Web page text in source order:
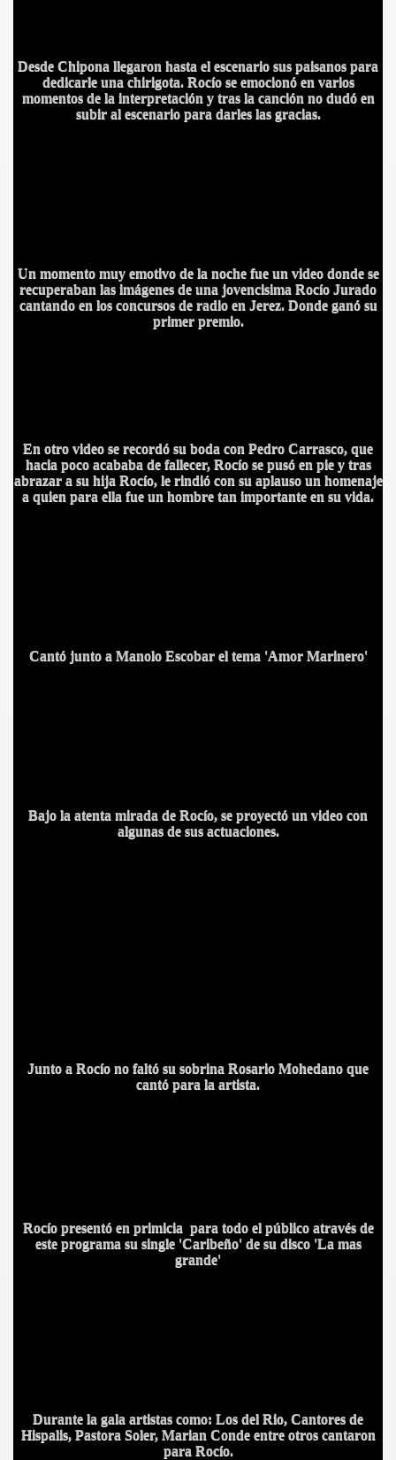
Desde Chipona llegaron hasta el escenario sus paisanos para
dedicarle una chirigota. Rocío se emocionó en varios
momentos de la interpretación y tras la canción no dudó en
subir al escenario para darles las gracias.
Un momento muy emotivo de la noche fue un video donde se
recuperaban las imágenes de una jovencisima Rocío Jurado
cantando en los concursos de radio en Jerez. Donde ganó su
primer premio.
En otro video se recordó su boda con Pedro Carrasco, que
hacia poco acababa de fallecer, Rocío se pusó en pie y tras
abrazar a su hija Rocío, le rindió con su aplauso un homenaje
a quien para ella fue un hombre tan importante en su vida.
Cantó junto a Manolo Escobar el tema 'Amor Marinero'
Bajo la atenta mirada de Rocío, se proyectó un video con
algunas de sus actuaciones.
Junto a Rocío no faltó su sobrina Rosario Mohedano que
cantó para la artista.
Rocío presentó en primicia para todo el público através de
este programa su single 'Caribeño' de su disco 'La mas
grande'
Durante la gala artistas como: Los del Rio, Cantores de
Hispalis, Pastora Soler, Marian Conde entre otros cantaron
para Rocío.
AL VIENTO